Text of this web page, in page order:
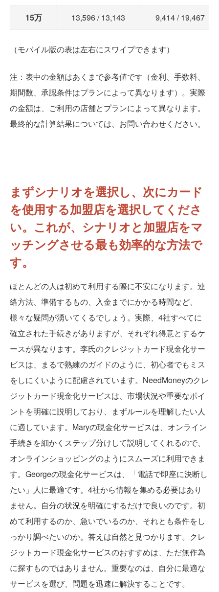
15万 13,596 / 13,143 9,414 / 19,467
（モバイル版の表は左右にスワイプできます）
注：表中の金額はあくまで参考値です（金利、手数料、
期間数、承認条件はプランによって異なります）。実際
の金額は、ご利用の店舗とプランによって異なります。
最終的な計算結果については、お問い合わせください。
まずシナリオを選択し、次にカード
を使用する加盟店を選択してくださ
い。これが、シナリオと加盟店をマ
ッチングさせる最も効率的な方法で
す。
ほとんどの人は初めて利用する際に不安になります。連
絡方法、準備するもの、入金までにかかる時間など、
様々な疑問が湧いてくるでしょう。実際、4社すべてに
確立された手続きがありますが、それぞれ得意とするケ
ースが異なります。李氏のクレジットカード現金化サー
ビスは、まるで熟練のガイドのように、初心者でもミス
をしにくいように配慮されています。NeedMoneyのクレ
ジットカード現金化サービスは、市場状況や重要なポイ
ントを明確に説明しており、まずルールを理解したい人
に適しています。Maryの現金化サービスは、オンライン
手続きを細かくステップ分けして説明してくれるので、
オンラインショッピングのようにスムーズに利用できま
す。Georgeの現金化サービスは、「電話で即座に決断し
たい」人に最適です。4社から情報を集める必要はあり
ません。自分の状況を明確にするだけで良いのです。初
めて利用するのか、急いでいるのか、それとも条件をし
っかり調べたいのか。答えは自然と見つかります。クレ
ジットカード現金化サービスのおすすめは、ただ無作為
に探すものではありません。重要なのは、自分に最適な
サービスを選び、問題を迅速に解決することです。